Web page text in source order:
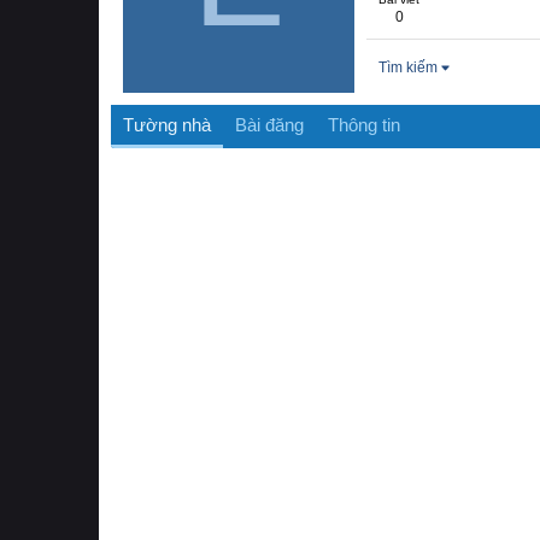
0
Tìm kiếm
Tường nhà Bài đăng Thông tin